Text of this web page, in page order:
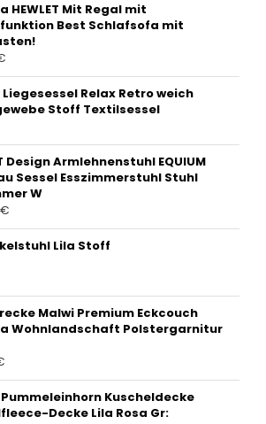
HEWLET Mit Regal mit
Best Schlafsofa mit
Liegesessel Relax Retro weich
Stoff Textilsessel
Design Armlehnenstuhl EQUIUM
Sessel Esszimmerstuhl Stuhl
W
€
Lila Stoff
Malwi Premium Eckcouch
Wohnlandschaft Polstergarnitur
Kuscheldecke
Decke Lila Rosa Gr: